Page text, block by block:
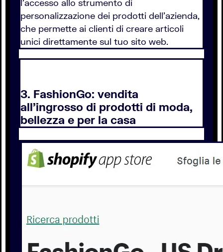
l'accesso allo strumento di
personalizzazione dei prodotti dell'azienda,
che permette ai clienti di creare articoli
unici direttamente sul tuo sito web.
3. FashionGo: vendita
all'ingrosso di prodotti di moda,
bellezza e per la casa